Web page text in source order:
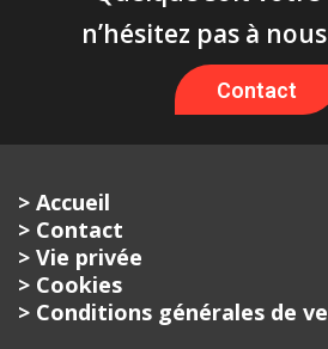
n’hésitez pas à
Contact
> Accueil
> Contact
> Vie privée
> Cookies
> Conditions générales de